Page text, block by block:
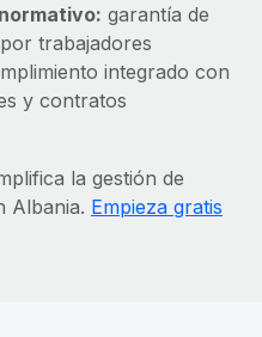
garantía de
trabajadores
integrado con
y contratos
la gestión de
Albania. Empieza gratis